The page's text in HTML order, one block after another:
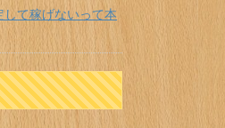
て稼げないって本